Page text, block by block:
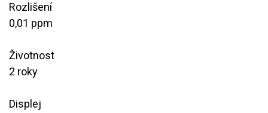
Rozlišení
​0,01 ppm
Životnost
​2 roky
Displej